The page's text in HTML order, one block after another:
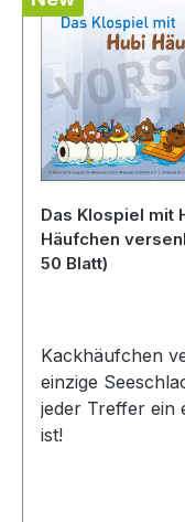
Das Klospiel mit
Häufchen
50 Blatt)
Kackhäufchen
einzige
jeder Treffer ein
ist!